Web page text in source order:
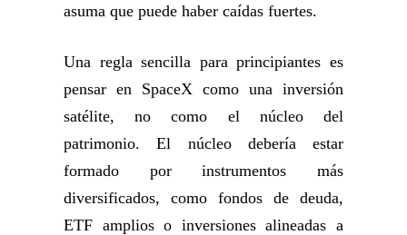
asuma que puede haber caídas fuertes.
Una regla sencilla para principiantes es
pensar en SpaceX como una inversión
satélite, no como el núcleo del
patrimonio. El núcleo debería estar
formado por instrumentos más
diversificados, como fondos de deuda,
ETF amplios o inversiones alineadas a